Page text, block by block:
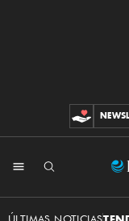
ÚLTIMAS NOTICIAS